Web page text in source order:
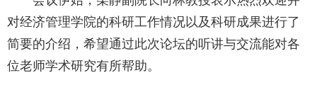
对经济管理学院的科研工作情况以及科研成果进行了
简要的介绍，希望通过此次论坛的听讲与交流能对各
位老师学术研究有所帮助。